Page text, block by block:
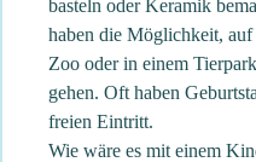
basteln oder Keramik
haben die Möglichkeit,
Zoo oder in einem
gehen. Oft haben
freien Eintritt.
Wie wäre es mit einem